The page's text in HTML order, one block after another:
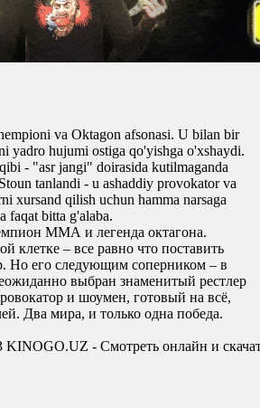
va Oktagon afsonasi. U bilan bir
yadro hujumi ostiga qo'yishga o'xshaydi.
- "asr jangi" doirasida kutilmaganda
tanlandi - u ashaddiy provokator va
xursand qilish uchun hamma narsaga
faqat bitta g'alaba.
ММА и легенда октагона.
клетке – все равно что поставить
Но его следующим соперником – в
выбран знаменитый рестлер
и шоумен, готовый на всё,
Два мира, и только одна победа.
KINOGO.UZ - Смотреть онлайн и